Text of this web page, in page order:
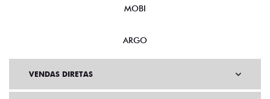
MOBI
ARGO
VENDAS DIRETAS